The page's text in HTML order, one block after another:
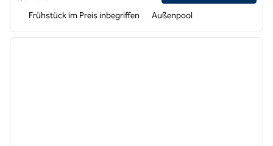
Frühstück im Preis inbegriffen Außenpool
1 von 12